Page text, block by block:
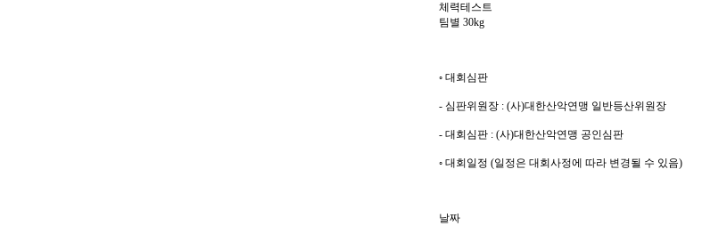
체력테스트
팀별 30kg
◦ 대회심판
- 심판위원장 : (사)대한산악연맹 일반등산위원장
- 대회심판 : (사)대한산악연맹 공인심판
◦ 대회일정 (일정은 대회사정에 따라 변경될 수 있음)
날짜